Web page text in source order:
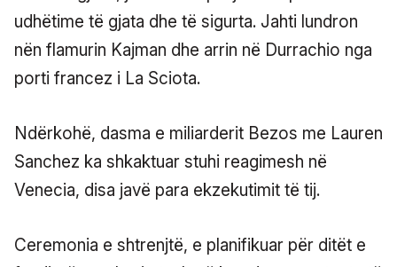
udhëtime të gjata dhe të sigurta. Jahti lundron
nën flamurin Kajman dhe arrin në Durrachio nga
porti francez i La Sciota.
Ndërkohë, dasma e miliarderit Bezos me Lauren
Sanchez ka shkaktuar stuhi reagimesh në
Venecia, disa javë para ekzekutimit të tij.
Ceremonia e shtrenjtë, e planifikuar për ditët e